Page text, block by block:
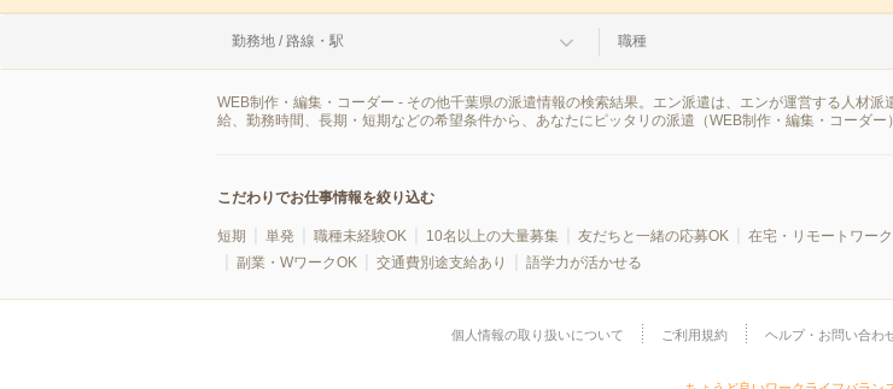
勤務地 / 路線・駅 職種
WEB制作・編集・コーダー - その他千葉県の派遣情報の検索結果。エン派遣は、エンが運営する人材
給、勤務時間、長期・短期などの希望条件から、あなたにピッタリの派遣（WEB制作・編集・コーダー
こだわりでお仕事情報を絞り込む
短期 単発 職種未経験OK 10名以上の大量募集 友だちと一緒の応募OK 在宅・リモートワーク
副業・WワークOK
交通費別途支給あり 語学力が活かせる
個人情報の取り扱いについて ご利用規約 ヘルプ・お問い合わ